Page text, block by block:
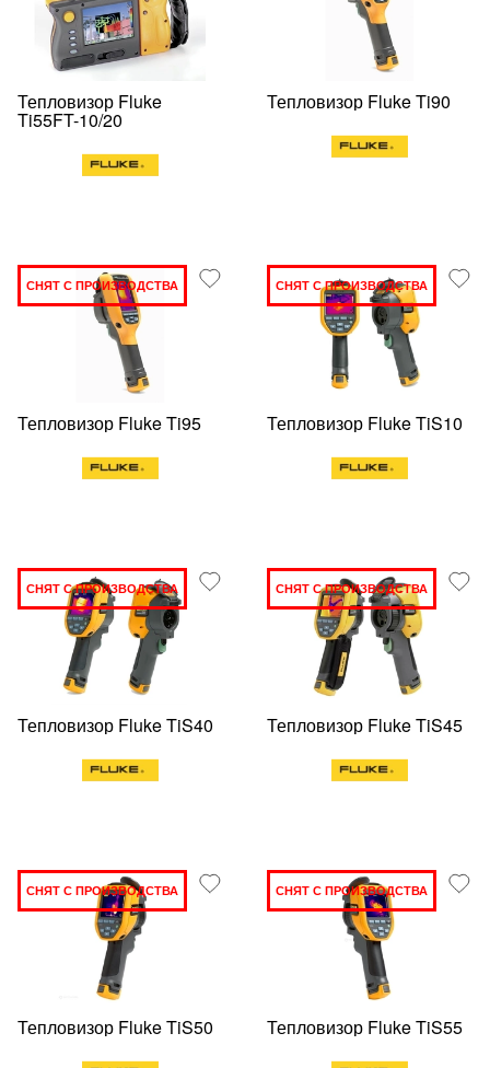
Тепловизор Fluke
Ti55FT-10/20
Тепловизор Fluke Ti90
СНЯТ С ПРОИЗВОДСТВА
Тепловизор Fluke Ti95
СНЯТ С ПРОИЗВОДСТВА
Тепловизор Fluke TiS10
СНЯТ С ПРОИЗВОДСТВА
Тепловизор Fluke TiS40
СНЯТ С ПРОИЗВОДСТВА
Тепловизор Fluke TiS45
СНЯТ С ПРОИЗВОДСТВА
Тепловизор Fluke TiS50
СНЯТ С ПРОИЗВОДСТВА
Тепловизор Fluke TiS55